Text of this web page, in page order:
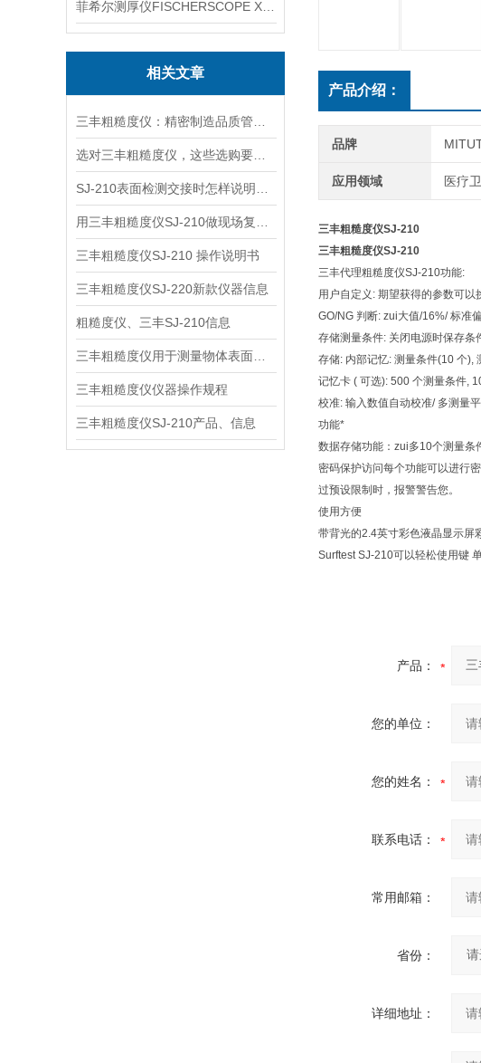
相关文章
三丰粗糙度仪SJ-210 操作说明书
三丰粗糙度仪SJ-220新款仪器信息
粗糙度仪、三丰SJ-210信息
三丰粗糙度仪仪器操作规程
三丰粗糙度仪SJ-210产品、信息
产品介绍：
品牌
应用领域 医疗
三丰粗糙度仪SJ-210
三丰粗糙度仪SJ-210
三丰代理粗糙度仪SJ-210功能:
用户自定义: 期望获得的参数可以
GO/NG 判断: zui大值/16%/ 标准
存储测量条件: 关闭电源时保存条
存储: 内部记忆: 测量条件(10 个),
记忆卡 ( 可选): 500 个测量条件,
校准: 输入数值自动校准/ 多测量
功能*
数据存储功能：zui多10个测量条
密码保护访问每个功能可以进行
过预设限制时，报警警告您。
使用方便
带背光的2.4英寸彩色液晶显示屏
Surftest SJ-210可以轻松使用键
产品：
您的单位：
您的姓名：
联系电话：
常用邮箱：
省份：
详细地址：